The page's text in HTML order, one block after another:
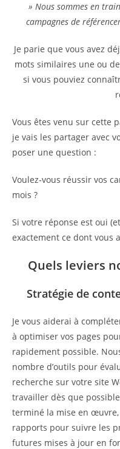
» Nous sommes en
campagnes de
Je parie que vous avez
mots similaires une ou
si vous pouviez
Vous êtes venu sur cette
je vais les partager avec
poser une question :
Voulez-vous réussir vos
mois ?
Si votre réponse est oui
exactement ce dont vous
Quels leviers
Stratégie de
Je vous aiderai à
à optimiser vos pages
rapidement possible.
nombre d’outils pour
recherche sur votre site
travailler dès que
terminé la mise en
rapports pour suivre les
futures mises à jour en